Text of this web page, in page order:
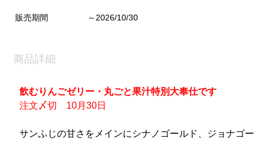
販売期間 ～2026/10/30
商品詳細
飲むりんごゼリー・丸ごと果汁特別大奉仕です
注文〆切 10月30日
サンふじの甘さをメインにシナノゴールド、ジョナゴー